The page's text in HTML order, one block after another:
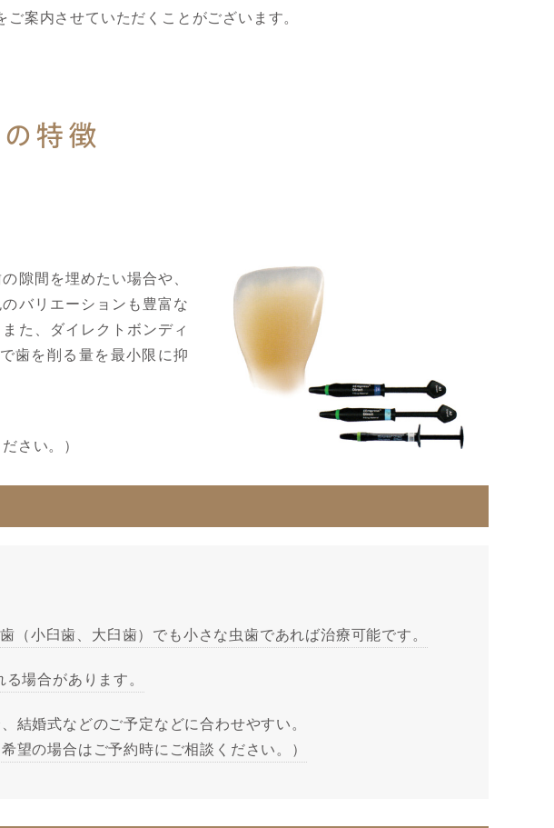
案内させていただくことがございます。
特徴
隙間を埋めたい場合や、
バリエーションも豊富な
た、ダイレクトボンディ
歯を削る量を最小限に抑
さい。）
（小臼歯、大臼歯）でも小さな虫歯であれば治療可能です。
場合があります。
婚式などのご予定などに合わせやすい。
望の場合はご予約時にご相談ください。）